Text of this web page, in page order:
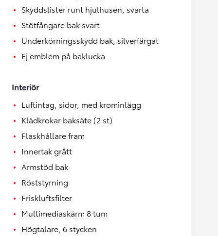
Skyddslister runt hjulhusen, svarta
Stötfångare bak svart
Underkörningsskydd bak, silverfärgat
Ej emblem på baklucka
Interiör
Luftintag, sidor, med krominlägg
Klädkrokar baksäte (2 st)
Flaskhållare fram
Innertak grått
Armstöd bak
Röststyrning
Friskluftsfilter
Multimediaskärm 8 tum
Högtalare, 6 stycken